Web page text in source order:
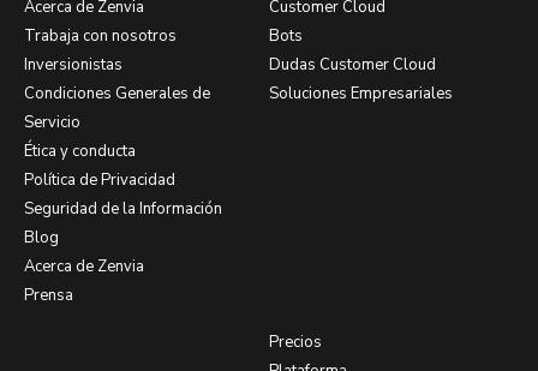
Acerca de Zenvia
Trabaja con nosotros
Inversionistas
Condiciones Generales de
Servicio
Ética y conducta
Política de Privacidad
Seguridad de la Información
Blog
Acerca de Zenvia
Prensa
Customer Cloud
Bots
Dudas Customer Cloud
Soluciones Empresariales
Precios